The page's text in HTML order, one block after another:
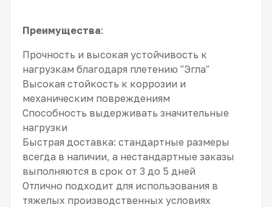
Преимущества:
Прочность и высокая устойчивость к
нагрузкам благодаря плетению "Эгла"
Высокая стойкость к коррозии и
механическим повреждениям
Способность выдерживать значительные
нагрузки
Быстрая доставка: стандартные размеры
всегда в наличии, а нестандартные заказы
выполняются в срок от 3 до 5 дней
Отлично подходит для использования в
тяжелых производственных условиях